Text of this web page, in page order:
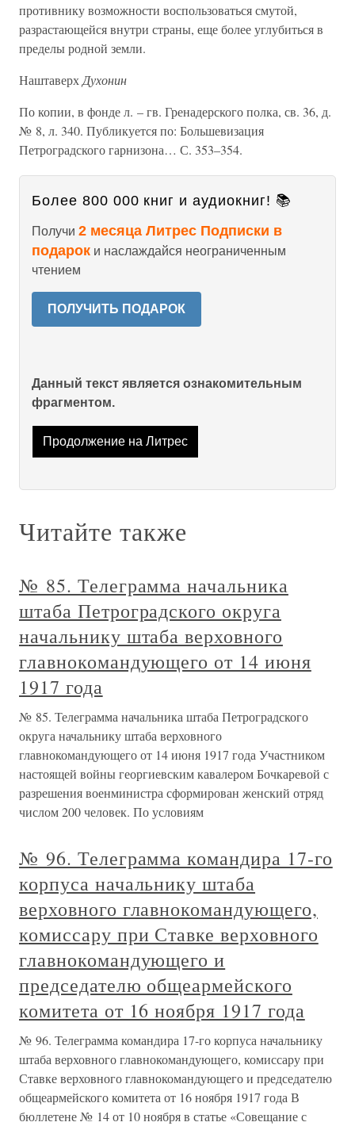
противнику возможности воспользоваться смутой,
разрастающейся внутри страны, еще более углубиться в
пределы родной земли.
Наштаверх Духонин
По копии, в фонде л. – гв. Гренадерского полка, св. 36, д.
№ 8, л. 340. Публикуется по: Большевизация
Петроградского гарнизона… С. 353–354.
Более 800 000 книг и аудиокниг! 📚
Получи 2 месяца Литрес Подписки в
подарок и наслаждайся неограниченным
чтением
ПОЛУЧИТЬ ПОДАРОК
Данный текст является ознакомительным
фрагментом.
Продолжение на Литрес
Читайте также
№ 85. Телеграмма начальника
штаба Петроградского округа
начальнику штаба верховного
главнокомандующего от 14 июня
1917 года
№ 85. Телеграмма начальника штаба Петроградского
округа начальнику штаба верховного
главнокомандующего от 14 июня 1917 года Участником
настоящей войны георгиевским кавалером Бочкаревой с
разрешения военминистра сформирован женский отряд
числом 200 человек. По условиям
№ 96. Телеграмма командира 17-го
корпуса начальнику штаба
верховного главнокомандующего,
комиссару при Ставке верховного
главнокомандующего и
председателю общеармейского
комитета от 16 ноября 1917 года
№ 96. Телеграмма командира 17-го корпуса начальнику
штаба верховного главнокомандующего, комиссару при
Ставке верховного главнокомандующего и председателю
общеармейского комитета от 16 ноября 1917 года В
бюллетене № 14 от 10 ноября в статье «Совещание с